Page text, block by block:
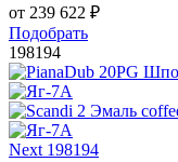
от 239 622 ₽
Подобрать
198194
Next 198194